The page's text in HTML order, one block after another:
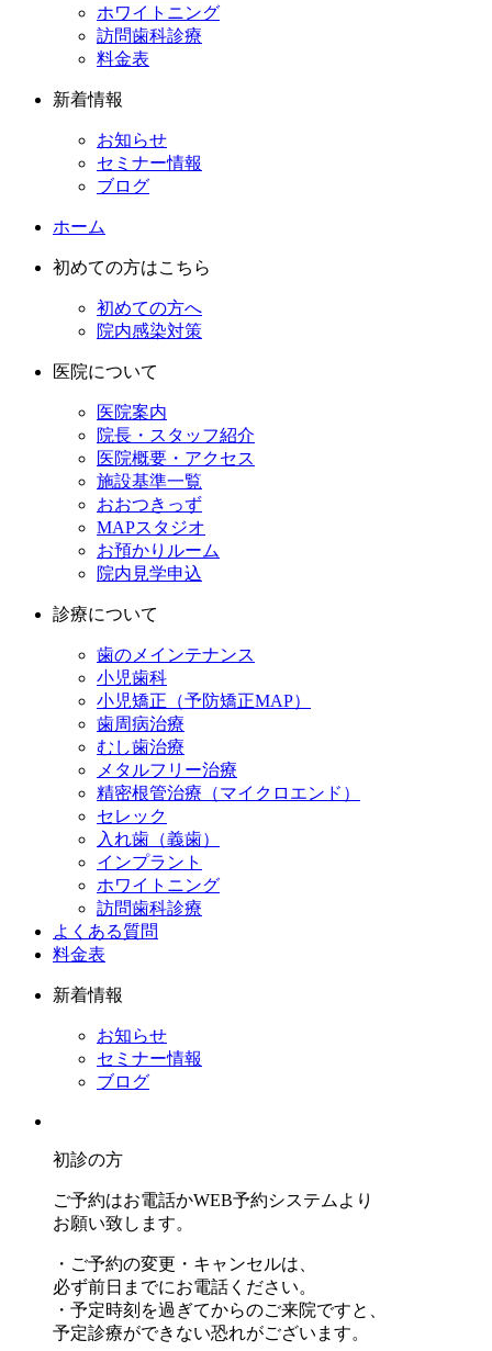
ホワイトニング
訪問歯科診療
料金表
新着情報
お知らせ
セミナー情報
ブログ
ホーム
初めての方はこちら
初めての方へ
院内感染対策
医院について
医院案内
院長・スタッフ紹介
医院概要・アクセス
施設基準一覧
おおつきっず
MAPスタジオ
お預かりルーム
院内見学申込
診療について
歯のメインテナンス
小児歯科
小児矯正（予防矯正MAP）
歯周病治療
むし歯治療
メタルフリー治療
精密根管治療（マイクロエンド）
セレック
入れ歯（義歯）
インプラント
ホワイトニング
訪問歯科診療
よくある質問
料金表
新着情報
お知らせ
セミナー情報
ブログ
初診の方
ご予約はお電話かWEB予約システムより
お願い致します。
・ご予約の変更・キャンセルは、
必ず前日までにお電話ください。
・予定時刻を過ぎてからのご来院ですと、
予定診療ができない恐れがございます。